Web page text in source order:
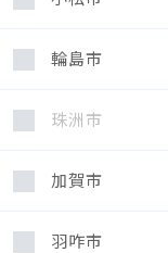
輪島市
珠洲市
加賀市
羽咋市